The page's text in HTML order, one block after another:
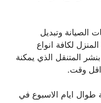
الصيانة وتبديل
لكافة انواع
المتنقل الذي يمكنة
وقت.
ايام الاسبوع في